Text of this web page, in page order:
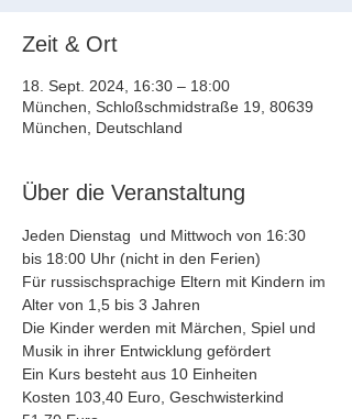
Zeit & Ort
18. Sept. 2024, 16:30 – 18:00
München, Schloßschmidstraße 19, 80639
München, Deutschland
Über die Veranstaltung
Jeden Dienstag  und Mittwoch von 16:30
bis 18:00 Uhr (nicht in den Ferien)
Für russischsprachige Eltern mit Kindern im
Alter von 1,5 bis 3 Jahren
Die Kinder werden mit Märchen, Spiel und
Musik in ihrer Entwicklung gefördert
Ein Kurs besteht aus 10 Einheiten
Kosten 103,40 Euro, Geschwisterkind